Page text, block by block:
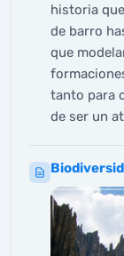
historia
de barro
que
tanto para
de ser un